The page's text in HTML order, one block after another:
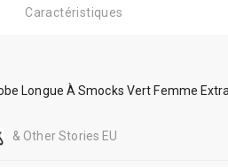
Caractéristiques
Longue À Smocks Vert Femme Extra
& Other Stories EU